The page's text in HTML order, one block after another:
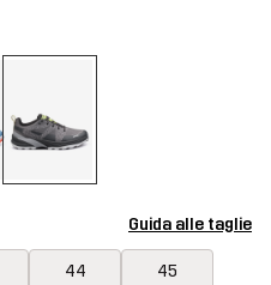
Guida alle taglie
44 45